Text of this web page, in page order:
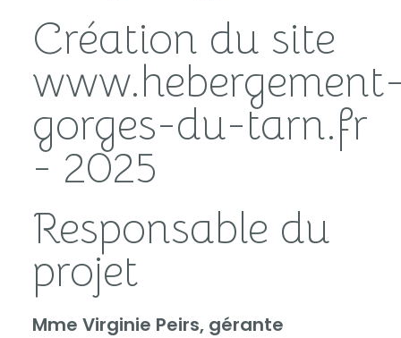
Création du site
gorges-du-tarn.fr
- 2025
Responsable du
projet
Mme Virginie Peirs, gérante